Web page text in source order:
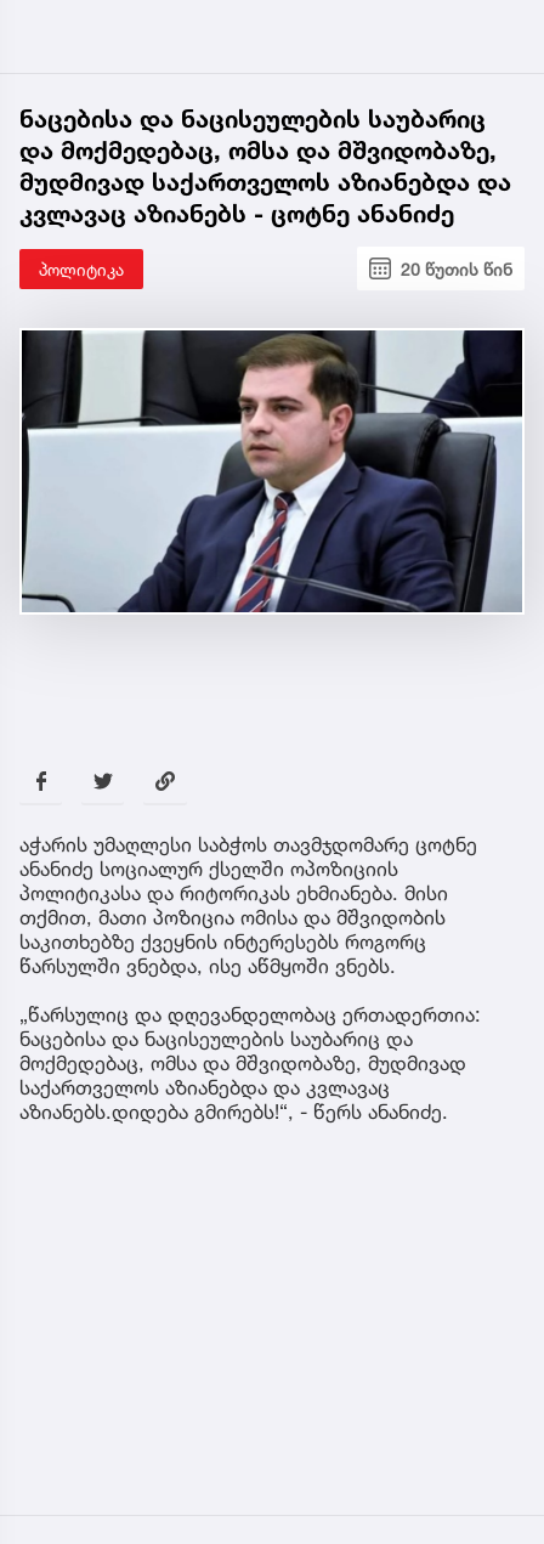
ნაცებისა და ნაცისეულების საუბარიც
და მოქმედებაც, ომსა და მშვიდობაზე,
მუდმივად საქართველოს აზიანებდა და
კვლავაც აზიანებს - ცოტნე ანანიძე
პოლიტიკა 20 წუთის წინ
აჭარის უმაღლესი საბჭოს თავმჯდომარე ცოტნე
ანანიძე სოციალურ ქსელში ოპოზიციის
პოლიტიკასა და რიტორიკას ეხმიანება. მისი
თქმით, მათი პოზიცია ომისა და მშვიდობის
საკითხებზე ქვეყნის ინტერესებს როგორც
წარსულში ვნებდა, ისე აწმყოში ვნებს.
„წარსულიც და დღევანდელობაც ერთადერთია:
ნაცებისა და ნაცისეულების საუბარიც და
მოქმედებაც, ომსა და მშვიდობაზე, მუდმივად
საქართველოს აზიანებდა და კვლავაც
აზიანებს.დიდება გმირებს!“, - წერს ანანიძე.